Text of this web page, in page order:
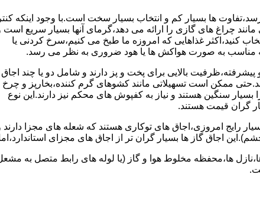
ها بسیار کم و انتخاب بسیار سخت است.با وجود اینکه
چراغ های گازی را ارائه می دهد،گرمای آنها بسیار سریع است
کنید،اکثر غذاهایی که امروزه ما طبخ می کنیم،سرخ کردنی یا
مناسب به صورت هواکش ها یا هود ضروری به نظر می رسد.
بالایی برای پخت و پز دارند و شامل دو یا چند اجاق
ممکن است تسهیلاتی مانند کشوهای گرم کننده،بخارپز و چرخ
سنگین هستند و نیاز به کفپوش های محکم نیز دارند.این نوع
گران قیمت هستند.
رایج امروزی،اجاق های توکاری هستند که شعله های مجزا
اجاق گاز ها بسیار گران تر از اجاق های مجزای
ها،محفظه مخلوط هوا و گاز (یا لوله های رابط متصل به